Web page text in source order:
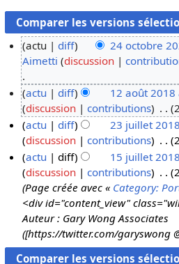
o
b
actu diff 24 octobre
Aimetti discussion
A
u
c
u
n
r
é
s
u
m
é
d
2
o
actu diff 12 août 2018
discussion
contributions
A
u
c
u
n
r
é
s
u
m
3
actu diff 23 juillet
discussion
contributions
A
u
c
u
n
r
é
actu diff 15 juillet
discussion
contributions
Page créée avec « Category:
<div id="content_view"
Auteur : Gary Wong Associates
([https://twitter.com/garyswong